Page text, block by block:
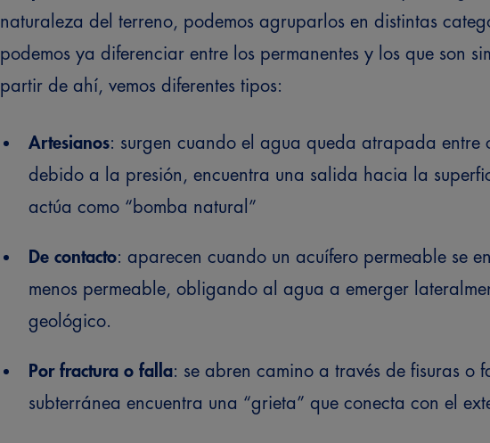
naturaleza del terreno, podemos agruparlos en distintas
podemos ya diferenciar entre los permanentes y los que son
partir de ahí, vemos diferentes tipos:
Artesianos: surgen cuando el agua queda atrapada entre
debido a la presión, encuentra una salida hacia la
actúa como “bomba natural”
De contacto: aparecen cuando un acuífero permeable se
menos permeable, obligando al agua a emerger
geológico.
Por fractura o falla: se abren camino a través de fisuras o
subterránea encuentra una “grieta” que conecta con el